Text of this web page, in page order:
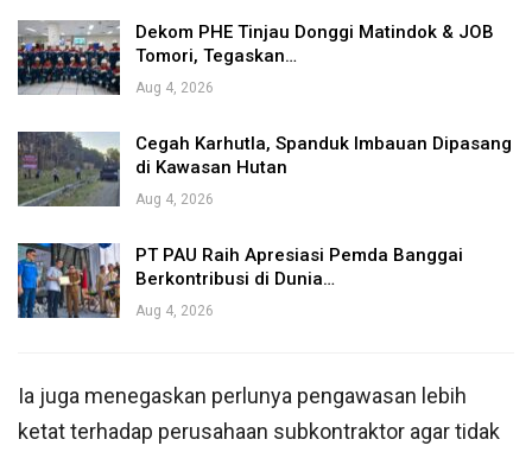
Dekom PHE Tinjau Donggi Matindok & JOB
Tomori, Tegaskan…
Aug 4, 2026
Cegah Karhutla, Spanduk Imbauan Dipasang
di Kawasan Hutan
Aug 4, 2026
PT PAU Raih Apresiasi Pemda Banggai
Berkontribusi di Dunia…
Aug 4, 2026
Ia juga menegaskan perlunya pengawasan lebih
ketat terhadap perusahaan subkontraktor agar tidak